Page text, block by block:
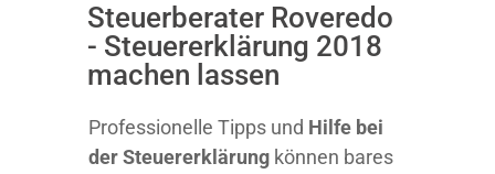
Steuerberater Roveredo
- Steuererklärung 2018
machen lassen
Professionelle Tipps und Hilfe bei
der Steuererklärung können bares